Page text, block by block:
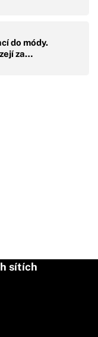
do módy.
za…
sítích